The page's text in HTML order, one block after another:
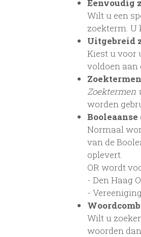
Eenvoudig
Wilt u een
zoekterm. U
Uitgebreid
Kiest u voor
voldoen aan
Zoektermen
worden
Normaal
van de
oplevert.
OR wordt
- Den Haag
-
Wilt u
woorden